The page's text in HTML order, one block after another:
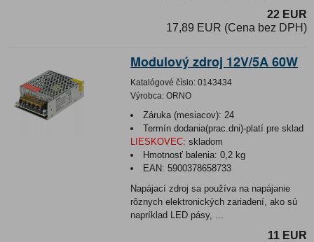
22 EUR
17,89 EUR (Cena bez DPH)
Modulový zdroj 12V/5A 60W
Katalógové číslo: 0143434
Výrobca: ORNO
Záruka (mesiacov): 24
Termín dodania(prac.dni)-platí pre sklad
LIESKOVEC: skladom
Hmotnosť balenia:0,2 kg
EAN:5900378658733
Napájací zdroj sa používa na napájanie
rôznych elektronických zariadení, ako sú
napríklad LED pásy, ...
11 EUR